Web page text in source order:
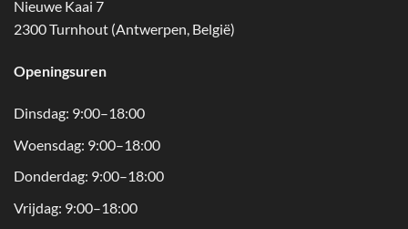
Nieuwe Kaai 7
2300 Turnhout (Antwerpen, België)
Openingsuren
Dinsdag: 9:00–18:00
Woensdag: 9:00–18:00
Donderdag: 9:00–18:00
Vrijdag: 9:00–18:00